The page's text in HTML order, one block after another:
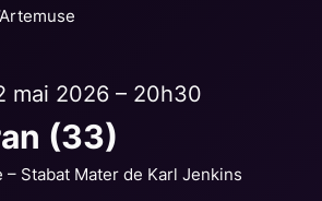
mai 2026 – 20h30
(33)
Stabat Mater de Karl Jenkins